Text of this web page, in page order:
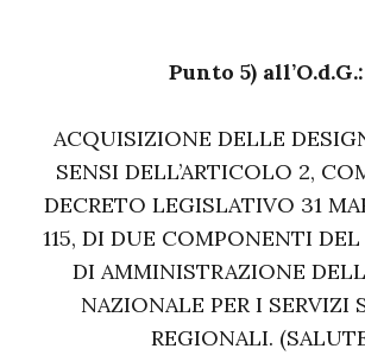
Punto 5) all’O.d.G.:
ACQUISIZIONE DELLE
SENSI DELL’ARTICOLO 2,
DECRETO LEGISLATIVO 31
115, DI DUE COMPONENTI
DI AMMINISTRAZIONE
NAZIONALE PER I SERVIZI
REGIONALI.